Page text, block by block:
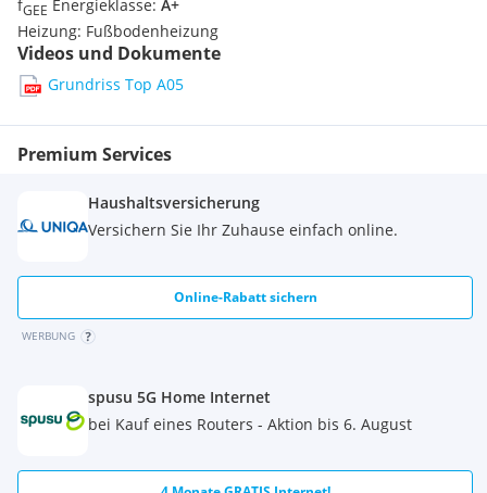
Eigennutzer gleichermaßen - zusätzlich bietet die Immobilie
Schutz vor Inflation durch ihren soliden Sachwertcharakter.
Bei Interesse freuen wir uns auf Ihre Anfrage.
Stefan Pichler | 0676 4630535 | s.pichler@sperer-group.com
dem zu vermittelnden Dritten ein familiäres oder
wirtschaftliches Naheverhältnis besteht.
fGEE Energieklasse: A+
Heizung: Fußbodenheizung
Videos und Dokumente
Grundriss Top A05
Premium Services
Haushaltsversicherung
Versichern Sie Ihr Zuhause einfach online.
Online-Rabatt sichern
WERBUNG
spusu 5G Home Internet
bei Kauf eines Routers - Aktion bis 6. August